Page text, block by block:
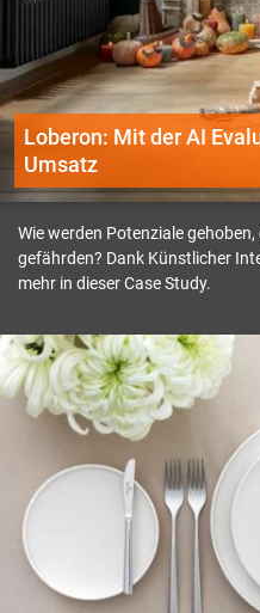
Loberon: Mit der AI
Umsatz
Wie werden Potenziale
gefährden? Dank Künstlicher
mehr in dieser Case Study.